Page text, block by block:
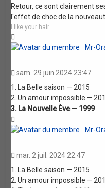
Retour, ce sont clairement
l'effet de choc de la
I like your hair.
Mr-
sam. 29 juin 2024 23:47
1. La Belle saison — 2015
2. Un amour impossible —
3. La Nouvelle Ève — 1999
Mr-
mar. 2 juil. 2024 22:47
1. La Belle saison — 2015
2. Un amour impossible —